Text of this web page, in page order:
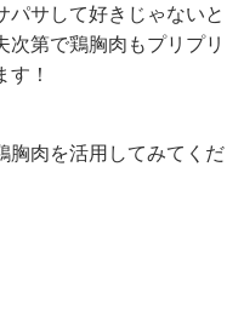
サして好きじゃないと
第で鶏胸肉もプリプリ
！
胸肉を活用してみてくだ